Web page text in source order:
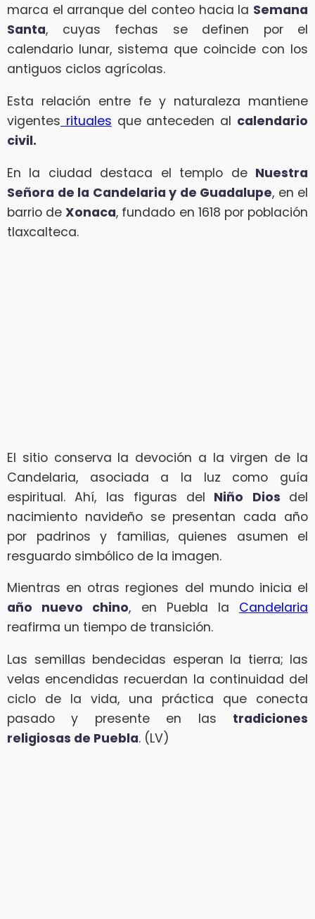
marca el arranque del conteo hacia la Semana
Santa, cuyas fechas se definen por el
calendario lunar, sistema que coincide con los
antiguos ciclos agrícolas.
Esta relación entre fe y naturaleza mantiene
vigentes rituales que anteceden al calendario
civil.
En la ciudad destaca el templo de Nuestra
Señora de la Candelaria y de Guadalupe, en el
barrio deXonaca, fundado en 1618 por población
tlaxcalteca.
El sitio conserva la devoción a la virgen de la
Candelaria, asociada a la luz como guía
espiritual. Ahí, las figuras del Niño Dios del
nacimiento navideño se presentan cada año
por padrinos y familias, quienes asumen el
resguardo simbólico de la imagen.
Mientras en otras regiones del mundo inicia el
año nuevo chino, en Puebla la Candelaria
reafirma un tiempo de transición.
Las semillas bendecidas esperan la tierra; las
velas encendidas recuerdan la continuidad del
ciclo de la vida, una práctica que conecta
pasado y presente en las tradiciones
religiosas de Puebla. (LV)